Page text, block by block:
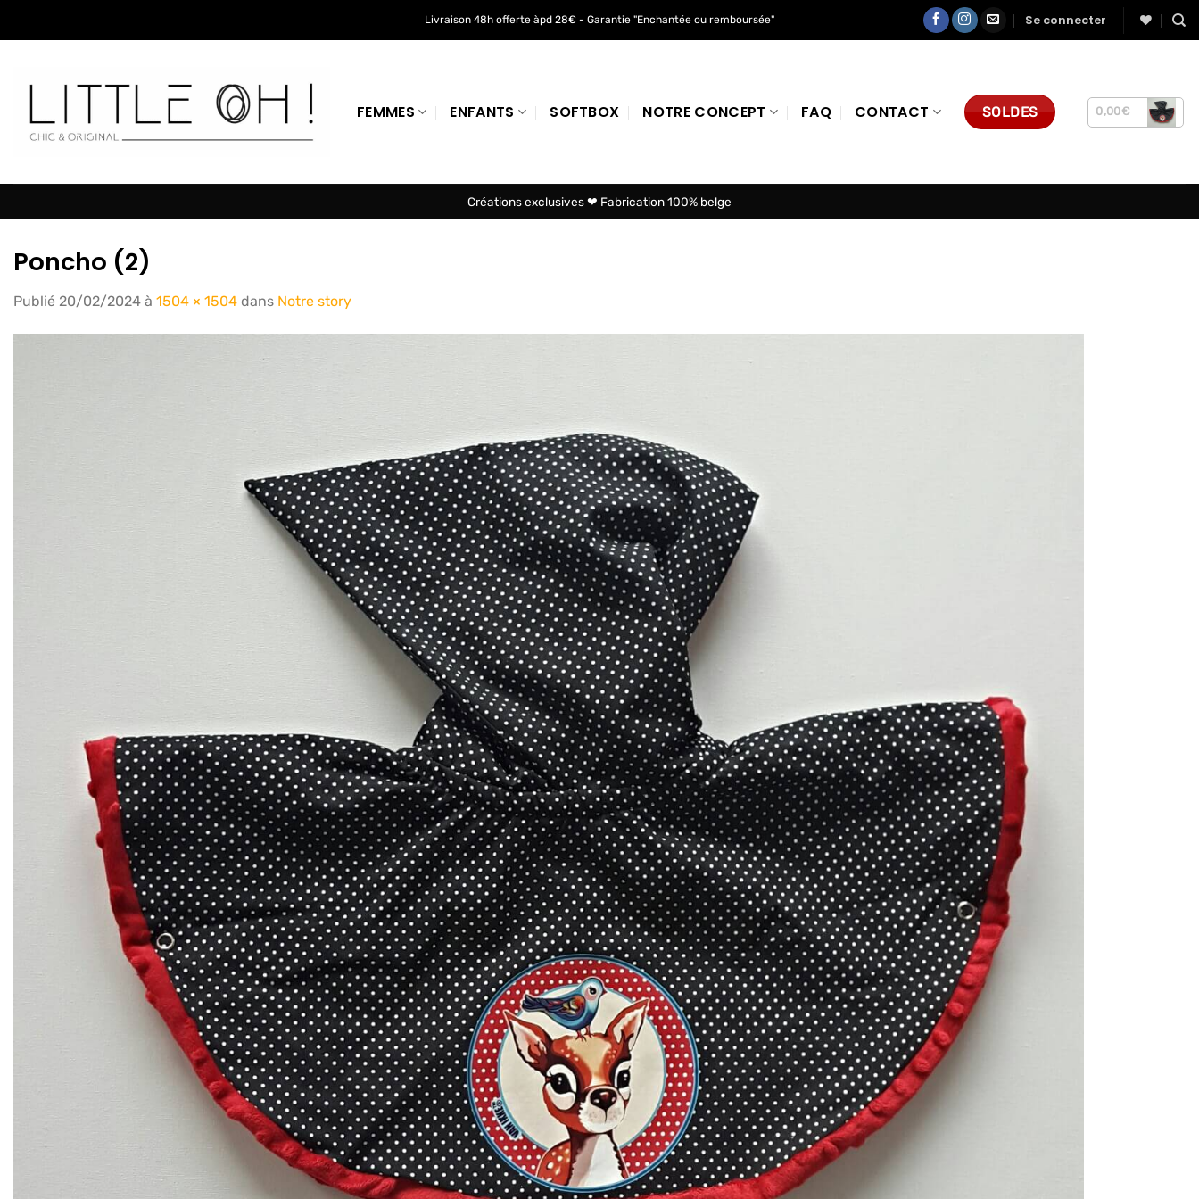
Livraison 48h offerte àpd 28€ - Garantie "Enchantée ou remboursée" Se connecter
FEMMES ENFANTS SOFTBOX NOTRE CONCEPT FAQ CONTACT SOLDES 0,00€
Créations exclusives ❤ Fabrication 100% belge
Poncho (2)
Publié 20/02/2024 à 1504 × 1504 dans Notre story